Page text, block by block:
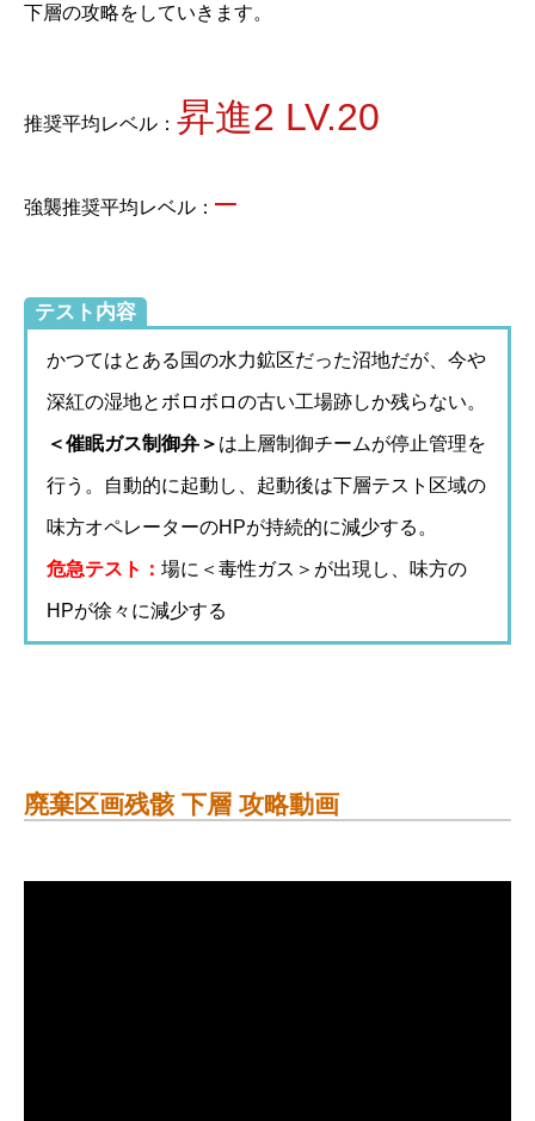
下層の攻略をしていきます。
推奨平均レベル： 昇進2 LV.20
強襲推奨平均レベル： –
テスト内容
かつてはとある国の水力鉱区だった沼地だが、今や
深紅の湿地とボロボロの古い工場跡しか残らない。
＜催眠ガス制御弁＞ は上層制御チームが停止管理を
行う。自動的に起動し、起動後は下層テスト区域の
味方オペレーターのHPが持続的に減少する。
危急テスト： 場に＜毒性ガス＞が出現し、味方の
HPが徐々に減少する
廃棄区画残骸 下層 攻略動画